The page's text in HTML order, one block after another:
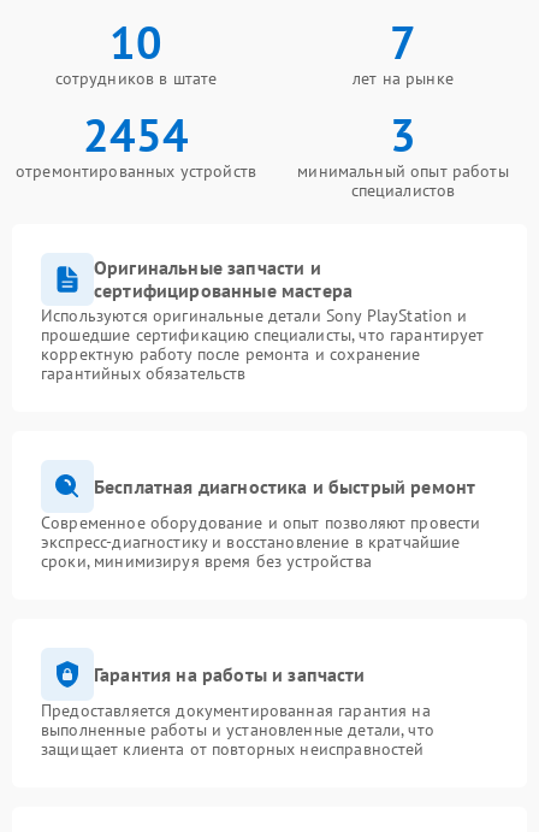
10
сотрудников в штате
7
лет на рынке
2454
отремонтированных устройств
3
минимальный опыт работы
специалистов
Оригинальные запчасти и
сертифицированные мастера
Используются оригинальные детали Sony PlayStation и
прошедшие сертификацию специалисты, что гарантирует
корректную работу после ремонта и сохранение
гарантийных обязательств
Бесплатная диагностика и быстрый ремонт
Современное оборудование и опыт позволяют провести
экспресс-диагностику и восстановление в кратчайшие
сроки, минимизируя время без устройства
Гарантия на работы и запчасти
Предоставляется документированная гарантия на
выполненные работы и установленные детали, что
защищает клиента от повторных неисправностей